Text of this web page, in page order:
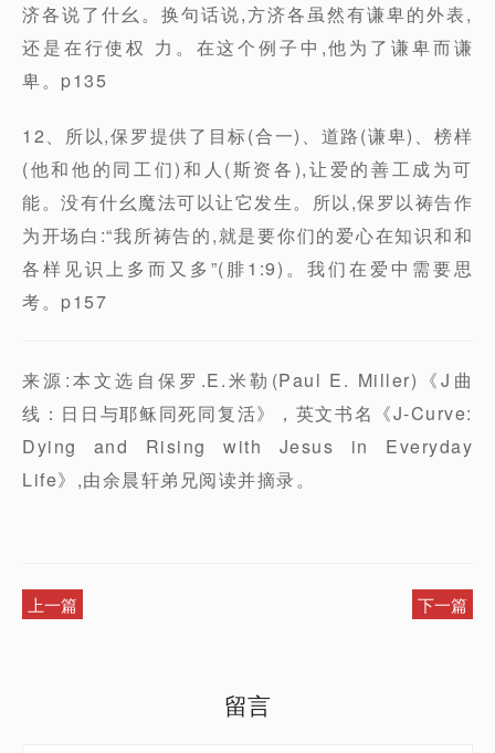
济各说了什幺。换句话说,方济各虽然有谦卑的外表,
还是在行使权 力。在这个例子中,他为了谦卑而谦
卑。p135
12、所以,保罗提供了目标(合一)、道路(谦卑)、榜样
(他和他的同工们)和人(斯资各),让爱的善工成为可
能。没有什幺魔法可以让它发生。所以,保罗以祷告作
为开场白:“我所祷告的,就是要你们的爱心在知识和和
各样见识上多而又多”(腓1:9)。我们在爱中需要思
考。p157
来源:本文选自保罗.E.米勒(Paul E. Miller)《J曲
线：日日与耶稣同死同复活》，英文书名《J-Curve:
Dying and Rising with Jesus in Everyday
Life》,由余晨轩弟兄阅读并摘录。
上一篇 下一篇
留言